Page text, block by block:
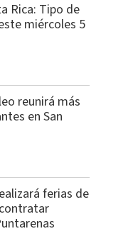
Rica: Tipo de
miércoles 5
reunirá más
en San
ferias de